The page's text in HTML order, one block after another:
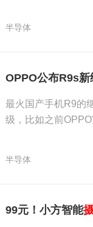
半导体
OPPO公布R9s
最火国产手机R9的
级，比如之前
半导体
99元！小方智能